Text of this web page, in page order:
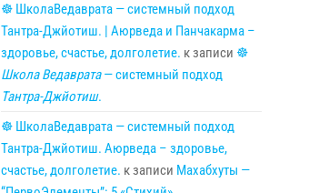
☸ ШколаВедаврата — системный подход
Тантра-Джйотиш. | Аюрведа и Панчакарма –
здоровье, счастье, долголетие. к записи ☸
Школа Ведаврата— системный подход
Тантра-Джйотиш.
☸ ШколаВедаврата — системный подход
Тантра-Джйотиш. Аюрведа – здоровье,
счастье, долголетие. к записи Махабхуты —